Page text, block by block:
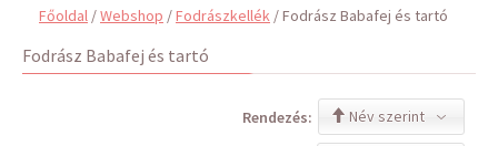
Főoldal /Webshop /Fodrászkellék / Fodrász Babafej és tartó
Fodrász Babafej és tartó
Név szerint
Rendezés: